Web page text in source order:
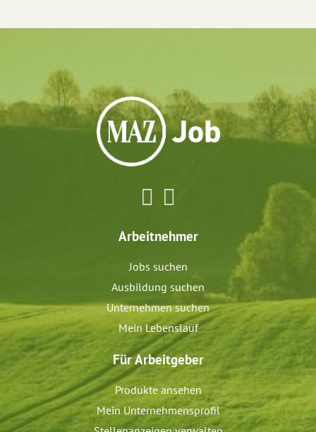
Arbeitnehmer
Jobs suchen
Ausbildung suchen
Unternehmen suchen
Mein Lebenslauf
Für Arbeitgeber
Produkte ansehen
Mein Unternehmensprofil